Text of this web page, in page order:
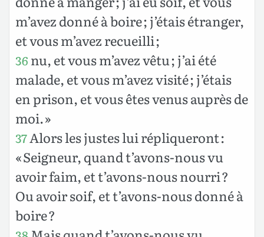
m’avez donné à boire ; j’étais étranger,
et vous m’avez recueilli ;
36 nu, et vous m’avez vêtu ; j’ai été
malade, et vous m’avez visité ; j’étais
en prison, et vous êtes venus auprès de
moi. »
37Alors les justes lui répliqueront :
« Seigneur, quand t’avons-nous vu
avoir faim, et t’avons-nous nourri ?
Ou avoir soif, et t’avons-nous donné à
boire ?